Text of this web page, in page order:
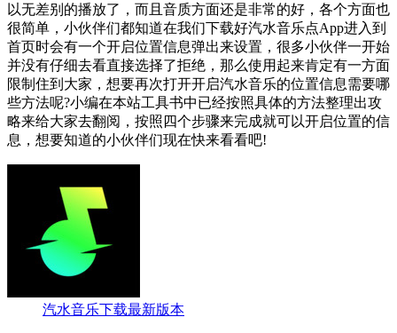
以无差别的播放了，而且音质方面还是非常的好，各个方面也
很简单，小伙伴们都知道在我们下载好汽水音乐点App进入到
首页时会有一个开启位置信息弹出来设置，很多小伙伴一开始
并没有仔细去看直接选择了拒绝，那么使用起来肯定有一方面
限制住到大家，想要再次打开开启汽水音乐的位置信息需要哪
些方法呢?小编在本站工具书中已经按照具体的方法整理出攻
略来给大家去翻阅，按照四个步骤来完成就可以开启位置的信
息，想要知道的小伙伴们现在快来看看吧!
汽水音乐下载最新版本